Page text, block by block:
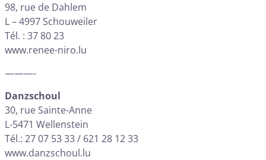
98, rue de Dahlem
L – 4997 Schouweiler
Tél. : 37 80 23
www.renee-niro.lu
———-
Danzschoul
30, rue Sainte-Anne
L-5471 Wellenstein
Tél.: 27 07 53 33 / 621 28 12 33
www.danzschoul.lu